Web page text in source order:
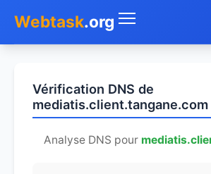
Webtask.org
Whois
Vérification DNS de
mediatis.client.tangane.com
Analyse DNS pour